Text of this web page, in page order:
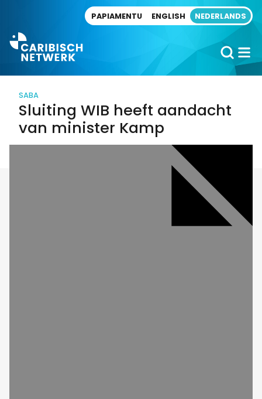
PAPIAMENTU ENGLISH NEDERLANDS
SABA
Sluiting WIB heeft aandacht
van minister Kamp